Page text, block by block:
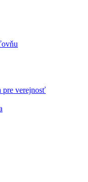
pre verejnosť